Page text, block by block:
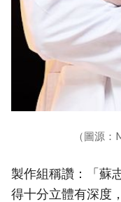
（圖源
製作組稱讚：「蘇
得十分立體有深度